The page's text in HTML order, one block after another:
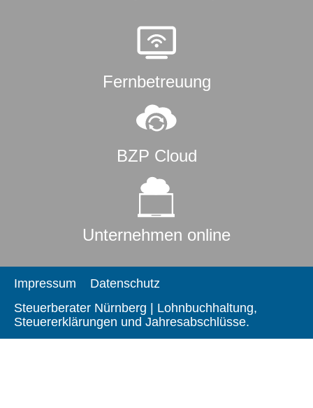
Fernbetreuung
BZP Cloud
Unternehmen online
Impressum
Datenschutz
Steuerberater Nürnberg | Lohnbuchhaltung,
Steuererklärungen und Jahresabschlüsse.